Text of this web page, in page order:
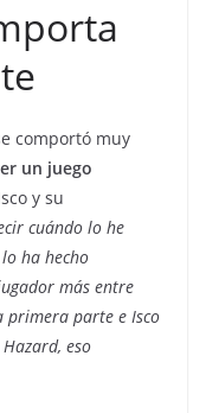
comportó muy
un juego
y su
cuándo lo he
ha hecho
más entre
primera parte e Isco
eso